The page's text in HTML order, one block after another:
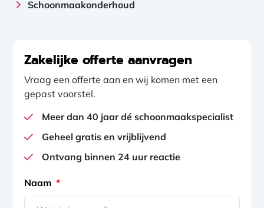
Schoonmaakonderhoud
Zakelijke offerte aanvragen
Vraag een offerte aan en wij komen met een
gepast voorstel.
Meer dan 40 jaar dé schoonmaakspecialist
Geheel gratis en vrijblijvend
Ontvang binnen 24 uur reactie
gclid
Naam *